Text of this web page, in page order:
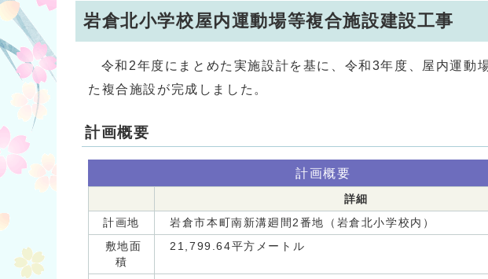
岩倉北小学校屋内運動場等複合施設建設工事
令和2年度にまとめた実施設計を基に、令和3年度、屋内運動
た複合施設が完成しました。
計画概要
計画概要
詳細
計画地
岩倉市本町南新溝廻間2番地（岩倉北小学校内）
敷地面
積
21,799.64平方メートル